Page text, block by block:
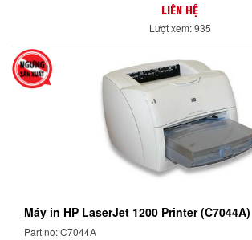
LIÊN HỆ
Lượt xem: 935
Máy in HP LaserJet 1200 Printer (C7044A)
Part no: C7044A